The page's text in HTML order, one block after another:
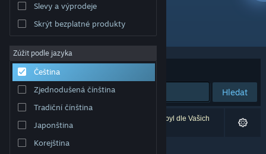
Komunita
Informace
Podpora
Změnit jazyk
Mobilní aplikace služby Steam
Slevy a výprodeje
Skrýt bezplatné produkty
Zúžit podle jazyka
Čeština
Zjednodušená čínština
Tradiční čínština
Japonština
Korejština
Vývojář: ShatterStorm Studio
Seřadit podle
Hledat
Vašemu zadání odpovídá 0 výsledků. 1 produkt byl dle Vašich
předvoleb vyloučen z výsledků vyhledávání.